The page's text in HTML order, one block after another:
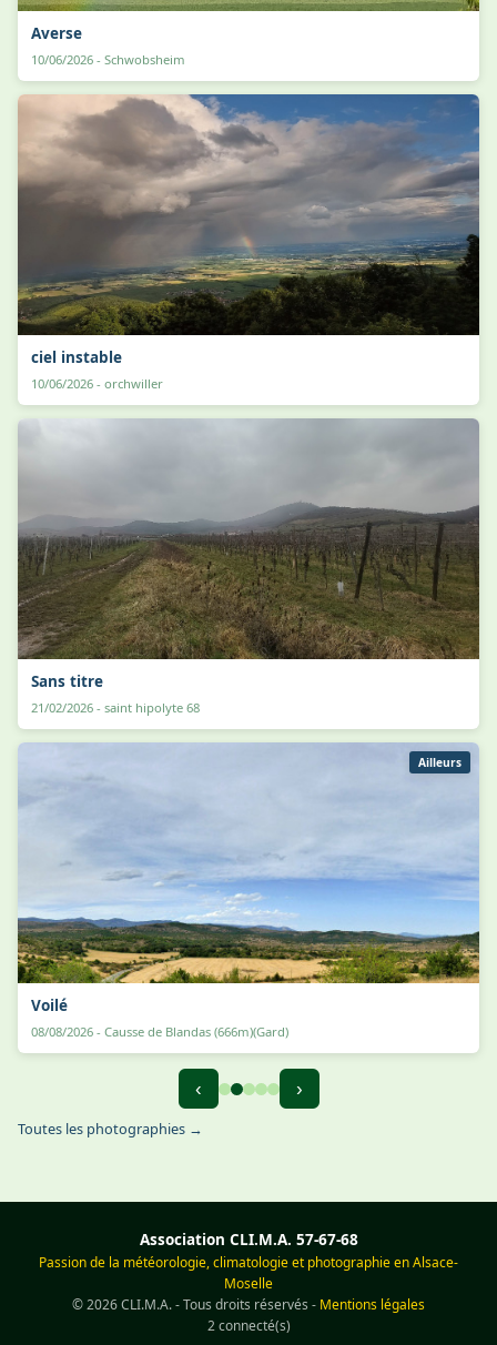
Averse
10/06/2026 - Schwobsheim
ciel instable
10/06/2026 - orchwiller
Sans titre
21/02/2026 - saint hipolyte 68
Ailleurs
Voilé
08/08/2026 - Causse de Blandas (666m)(Gard)
‹ ›
Toutes les photographies →
Association CLI.M.A. 57-67-68
Passion de la météorologie, climatologie et photographie en Alsace-
Moselle
© 2026 CLI.M.A. - Tous droits réservés - Mentions légales
2 connecté(s)